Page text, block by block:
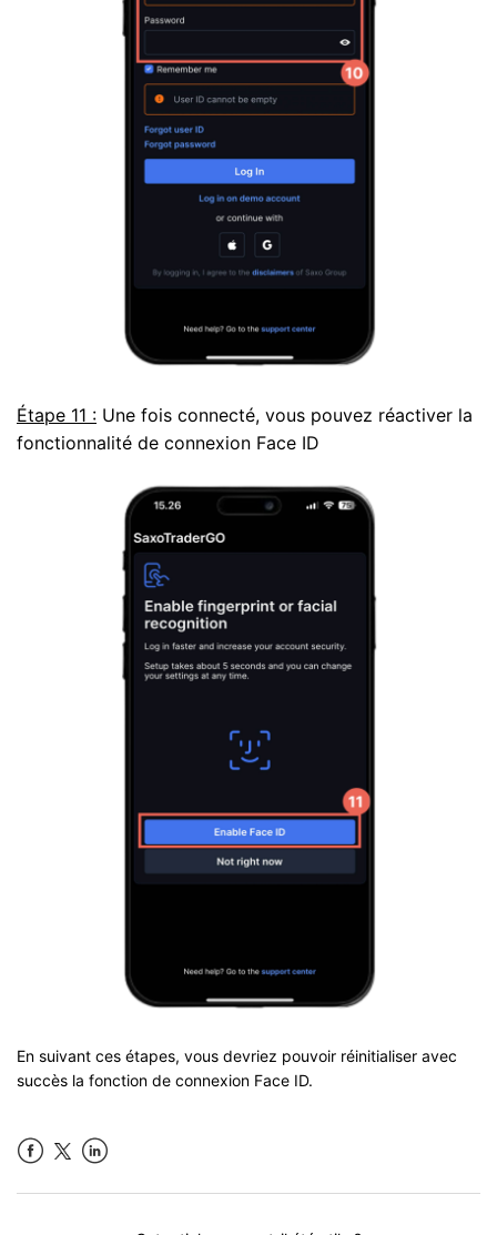
Étape 11 : Une fois connecté, vous pouvez réactiver la
fonctionnalité de connexion Face ID
En suivant ces étapes, vous devriez pouvoir réinitialiser avec
succès la fonction de connexion Face ID.